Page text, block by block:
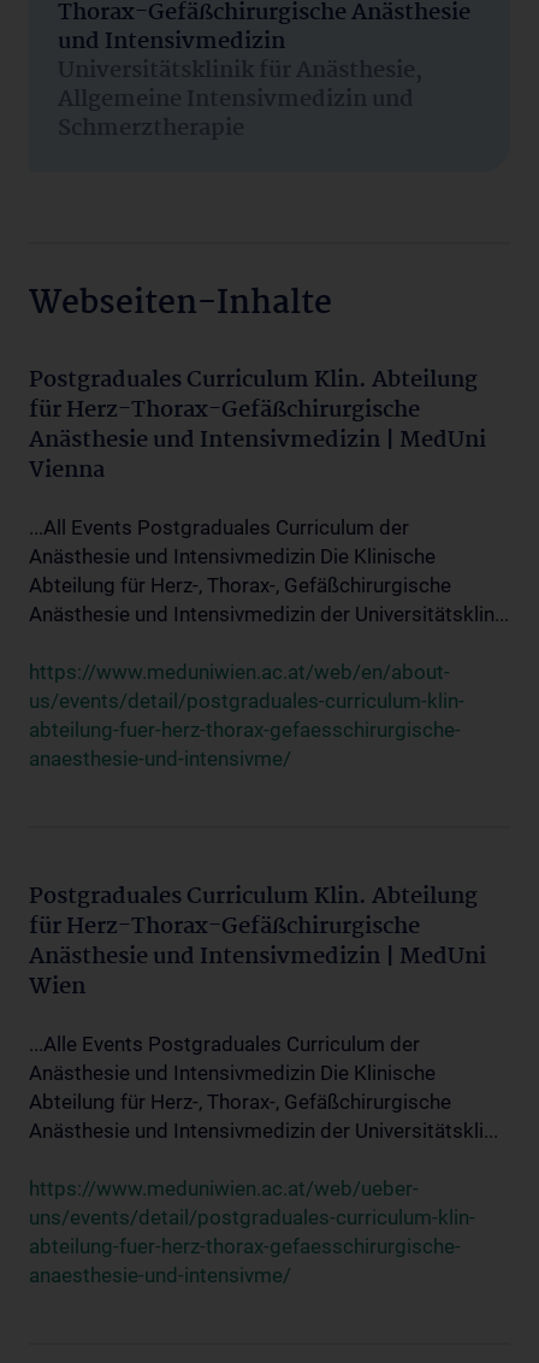
Thorax-Gefäßchirurgische Anästhesie
und Intensivmedizin
Universitätsklinik für Anästhesie,
Allgemeine Intensivmedizin und
Schmerztherapie
Webseiten-Inhalte
Postgraduales Curriculum Klin. Abteilung
für Herz-Thorax-Gefäßchirurgische
Anästhesie und Intensivmedizin | MedUni
Vienna
...All Events Postgraduales Curriculum der
Anästhesie und Intensivmedizin Die Klinische
Abteilung für Herz-, Thorax-, Gefäßchirurgische
Anästhesie und Intensivmedizin der Universitätsklin...
https://www.meduniwien.ac.at/web/en/about-
us/events/detail/postgraduales-curriculum-klin-
abteilung-fuer-herz-thorax-gefaesschirurgische-
anaesthesie-und-intensivme/
Postgraduales Curriculum Klin. Abteilung
für Herz-Thorax-Gefäßchirurgische
Anästhesie und Intensivmedizin | MedUni
Wien
...Alle Events Postgraduales Curriculum der
Anästhesie und Intensivmedizin Die Klinische
Abteilung für Herz-, Thorax-, Gefäßchirurgische
Anästhesie und Intensivmedizin der Universitätskli...
https://www.meduniwien.ac.at/web/ueber-
uns/events/detail/postgraduales-curriculum-klin-
abteilung-fuer-herz-thorax-gefaesschirurgische-
anaesthesie-und-intensivme/